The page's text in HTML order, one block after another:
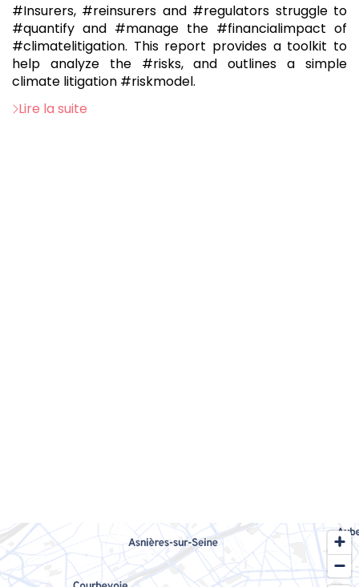
#Insurers, #reinsurers and #regulators struggle to
#quantify and #manage the #financialimpact of
#climatelitigation. This report provides a toolkit to
help analyze the #risks, and outlines a simple
climate litigation #riskmodel.
Lire la suite